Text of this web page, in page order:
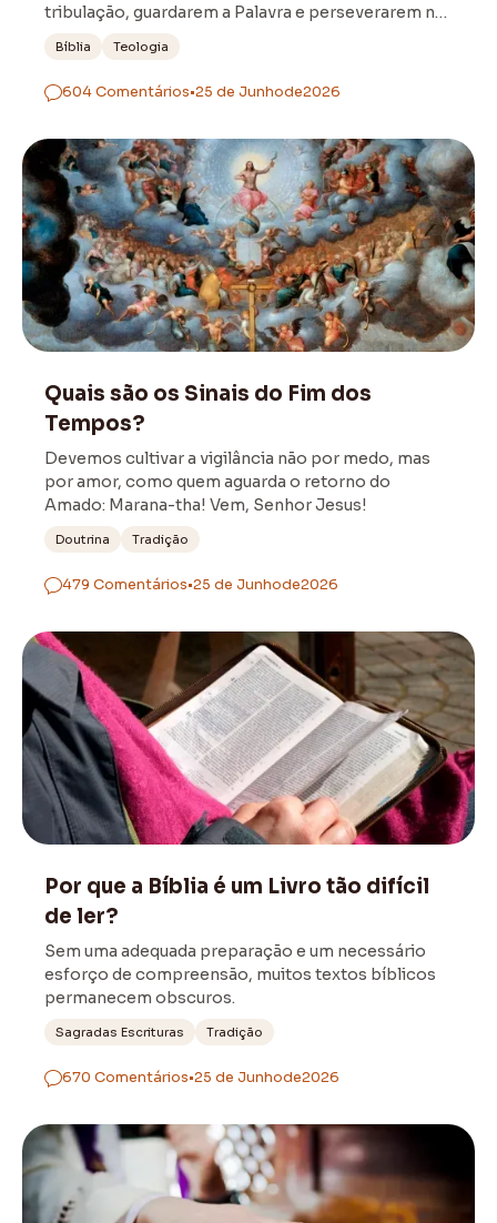
tribulação, guardarem a Palavra e perseverarem na
verdade preservada pela Tradição da Igreja.
Bíblia Teologia
604 Comentários•25 de Junhode2026
Quais são os Sinais do Fim dos
Tempos?
Devemos cultivar a vigilância não por medo, mas
por amor, como quem aguarda o retorno do
Amado: Marana-tha! Vem, Senhor Jesus!
Doutrina Tradição
479 Comentários•25 de Junhode2026
Por que a Bíblia é um Livro tão difícil
de ler?
Sem uma adequada preparação e um necessário
esforço de compreensão, muitos textos bíblicos
permanecem obscuros.
Sagradas Escrituras Tradição
670 Comentários•25 de Junhode2026